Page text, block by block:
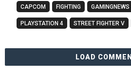
CAPCOM FIGHTING GAMINGNEWS
PLAYSTATION 4 STREET FIGHTER V
LOAD